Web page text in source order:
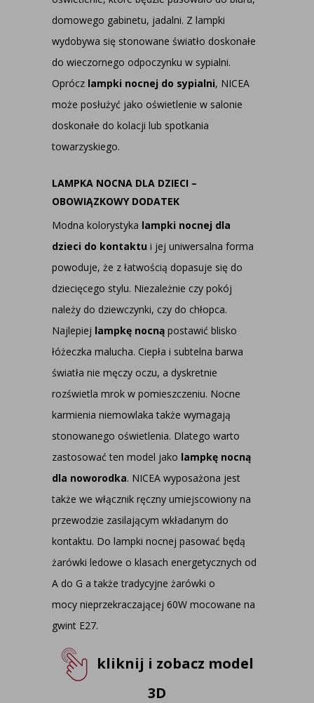
domowego gabinetu, jadalni. Z lampki
wydobywa się stonowane światło doskonałe
do wieczornego odpoczynku w sypialni.
Oprócz lampki nocnej do sypialni, NICEA
może posłużyć jako oświetlenie w salonie
doskonałe do kolacji lub spotkania
towarzyskiego.
LAMPKA NOCNA DLA DZIECI –
OBOWIĄZKOWY DODATEK
Modna kolorystyka lampki nocnej dla
dzieci do kontaktu i jej uniwersalna forma
powoduje, że z łatwością dopasuje się do
dziecięcego stylu. Niezależnie czy pokój
należy do dziewczynki, czy do chłopca.
Najlepiej lampkę nocną postawić blisko
łóżeczka malucha. Ciepła i subtelna barwa
światła nie męczy oczu, a dyskretnie
rozświetla mrok w pomieszczeniu. Nocne
karmienia niemowlaka także wymagają
stonowanego oświetlenia. Dlatego warto
zastosować ten model jako lampkę nocną
dla noworodka. NICEA wyposażona jest
także we włącznik ręczny umiejscowiony na
przewodzie zasilającym wkładanym do
kontaktu. Do lampki nocnej pasować będą
żarówki ledowe o klasach energetycznych od
A do G a także tradycyjne żarówki o
mocy nieprzekraczającej 60W mocowane na
gwint E27.
kliknij i zobacz model
3D